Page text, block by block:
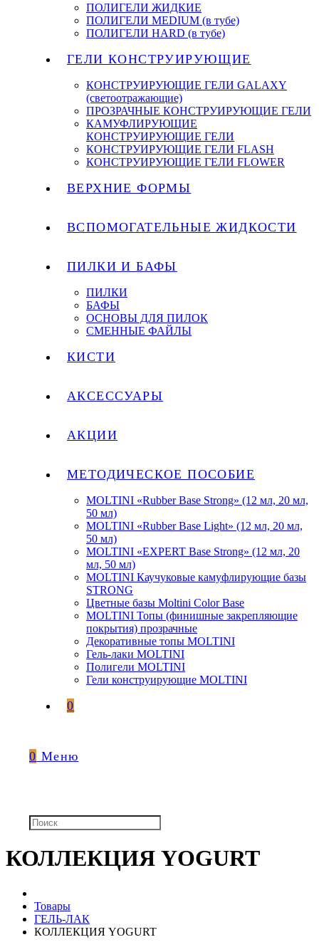
ПОЛИГЕЛИ ЖИДКИЕ
ПОЛИГЕЛИ MEDIUM (в тубе)
ПОЛИГЕЛИ HARD (в тубе)
ГЕЛИ КОНСТРУИРУЮЩИЕ
КОНСТРУИРУЮЩИЕ ГЕЛИ GALAXY
(светоотражающие)
ПРОЗРАЧНЫЕ КОНСТРУИРУЮЩИЕ ГЕЛИ
КАМУФЛИРУЮЩИЕ
КОНСТРУИРУЮЩИЕ ГЕЛИ
КОНСТРУИРУЮЩИЕ ГЕЛИ FLASH
КОНСТРУИРУЮЩИЕ ГЕЛИ FLOWER
ВЕРХНИЕ ФОРМЫ
ВСПОМОГАТЕЛЬНЫЕ ЖИДКОСТИ
ПИЛКИ И БАФЫ
ПИЛКИ
БАФЫ
ОСНОВЫ ДЛЯ ПИЛОК
СМЕННЫЕ ФАЙЛЫ
КИСТИ
АКСЕССУАРЫ
АКЦИИ
МЕТОДИЧЕСКОЕ ПОСОБИЕ
MOLTINI «Rubber Base Strong» (12 мл, 20 мл,
50 мл)
MOLTINI «Rubber Base Light» (12 мл, 20 мл,
50 мл)
MOLTINI «EXPERT Base Strong» (12 мл, 20
мл, 50 мл)
MOLTINI Каучуковые камуфлирующие базы
STRONG
Цветные базы Moltini Color Base
MOLTINI Топы (финишные закрепляющие
покрытия) прозрачные
Декоративные топы MOLTINI
Гель-лаки MOLTINI
Полигели MOLTINI
Гели конструирующие MOLTINI
0
0 Меню
КОЛЛЕКЦИЯ YOGURT
Товары
ГЕЛЬ-ЛАК
КОЛЛЕКЦИЯ YOGURT